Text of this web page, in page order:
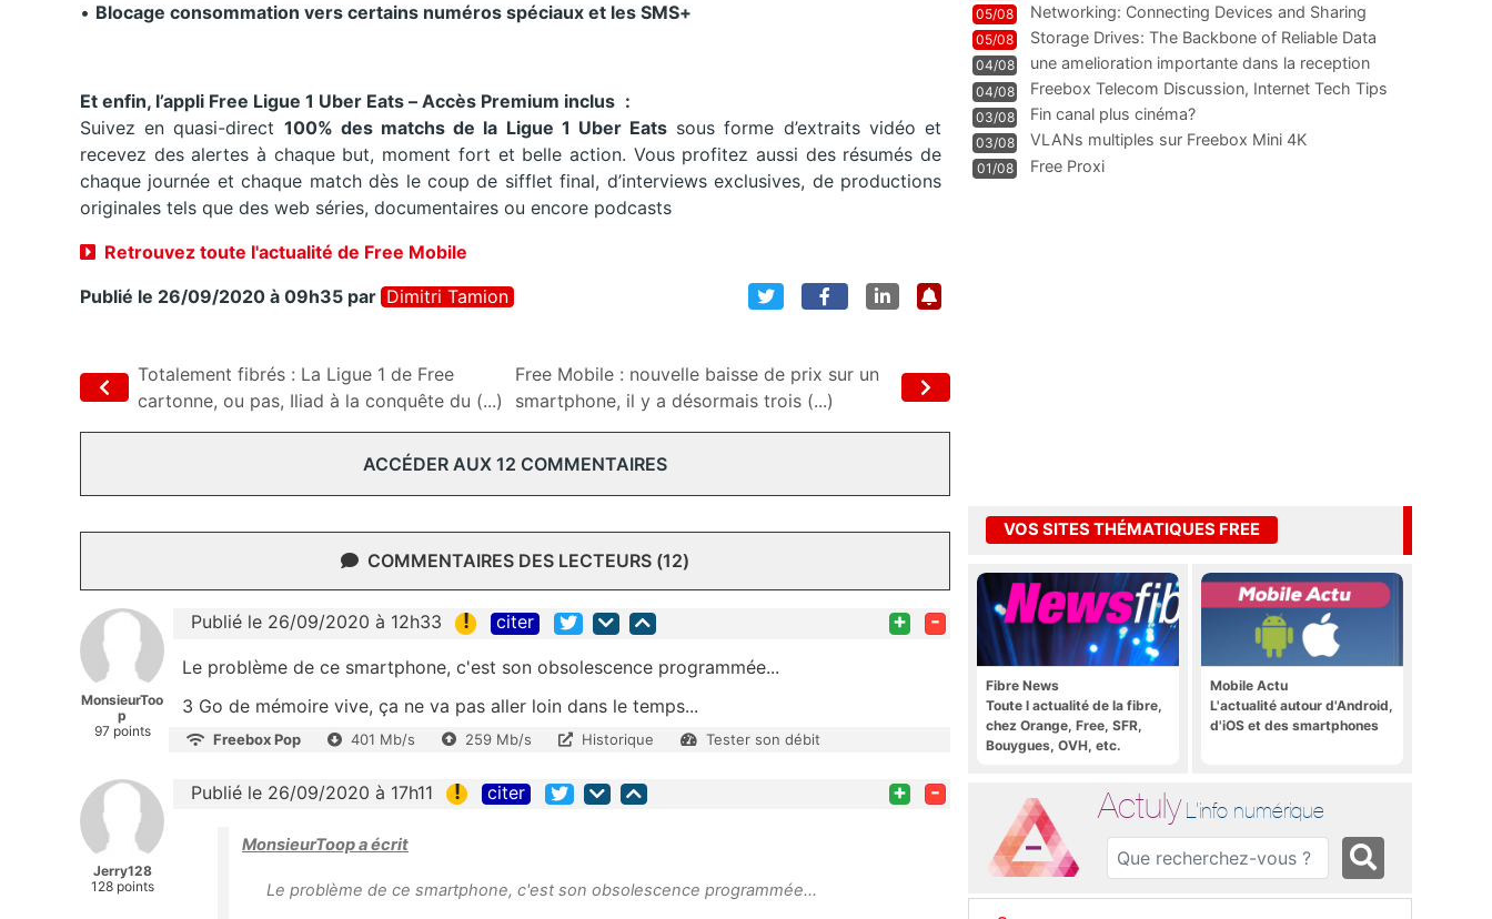
• Blocage consommation vers certains numéros spéciaux et les SMS+
Et enfin, l’appli Free Ligue 1 Uber Eats – Accès Premium inclus :
Suivez en quasi-direct 100% des matchs de la Ligue 1 Uber Eats sous forme d’extraits vidéo et
recevez des alertes à chaque but, moment fort et belle action. Vous profitez aussi des résumés de
chaque journée et chaque match dès le coup de sifflet final, d’interviews exclusives, de productions
originales tels que des web séries, documentaires ou encore podcasts
Retrouvez toute l'actualité de Free Mobile
Publié le 26/09/2020 à 09h35 par Dimitri Tamion
Totalement fibrés : La Ligue 1 de Free
cartonne, ou pas, Iliad à la conquête du (...)
Free Mobile : nouvelle baisse de prix sur un
smartphone, il y a désormais trois (...)
ACCÉDER AUX 12 COMMENTAIRES
COMMENTAIRES DES LECTEURS (12)
MonsieurToo
p
97 points
Publié le 26/09/2020 à 12h33 ! citer + -
Le problème de ce smartphone, c'est son obsolescence programmée...
3 Go de mémoire vive, ça ne va pas aller loin dans le temps...
Freebox Pop 401 Mb/s 259 Mb/s Historique Tester son débit
Jerry128
128 points
Publié le 26/09/2020 à 17h11 ! citer + -
MonsieurToop a écrit
Le problème de ce smartphone, c'est son obsolescence programmée...
05/08
Networking: Connecting Devices and Sharing
Information
05/08
Storage Drives: The Backbone of Reliable Data
Management
04/08
une amelioration importante dans la reception
WIFI
04/08
Freebox Telecom Discussion, Internet Tech Tips
Communi
03/08 Fin canal plus cinéma?
03/08 VLANs multiples sur Freebox Mini 4K
01/08 Free Proxi
VOS SITES THÉMATIQUES FREE
Fibre News
Toute l actualité de la fibre,
chez Orange, Free, SFR,
Bouygues, OVH, etc.
Mobile Actu
L'actualité autour d'Android,
d'iOS et des smartphones
Actuly L'info numérique